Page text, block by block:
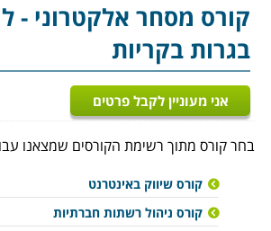
קורס מסחר אלקטרוני -
בגרות בקריות
אני מעוניין לקבל פרטים
בחר קורס מתוך רשימת הקורסים שמצאנו
קורס שיווק באינטרנט
קורס ניהול רשתות חברתיות